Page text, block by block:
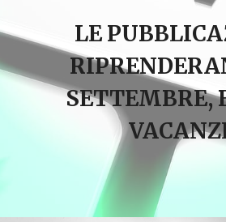
LE
SETTEMBRE,